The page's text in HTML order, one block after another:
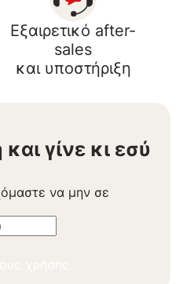
Εξαιρετικό after-
sales
και υποστήριξη
γίνε κι εσύ
να μην σε